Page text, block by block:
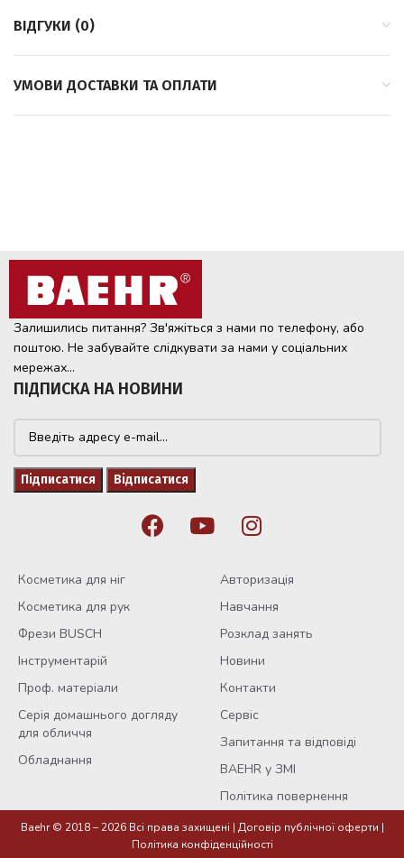
ВІДГУКИ (0)
УМОВИ ДОСТАВКИ ТА ОПЛАТИ
Залишились питання? Зв'яжіться з нами по телефону, або
поштою. Не забувайте слідкувати за нами у соціальних
мережах...
ПІДПИСКА НА НОВИНИ
Косметика для ніг
Косметика для рук
Фрези BUSCH
Інструментарій
Проф. матеріали
Серія домашнього догляду
для обличчя
Обладнання
Авторизація
Навчання
Розклад занять
Новини
Контакти
Сервіс
Запитання та відповіді
BAEHR у ЗМІ
Політика повернення
Baehr © 2018 – 2026 Всі права захищені | Договір публічної оферти |
Політика конфіденційності
Крем для рук